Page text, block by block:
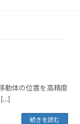
動体の位置を高精度
[…]
続きを読む